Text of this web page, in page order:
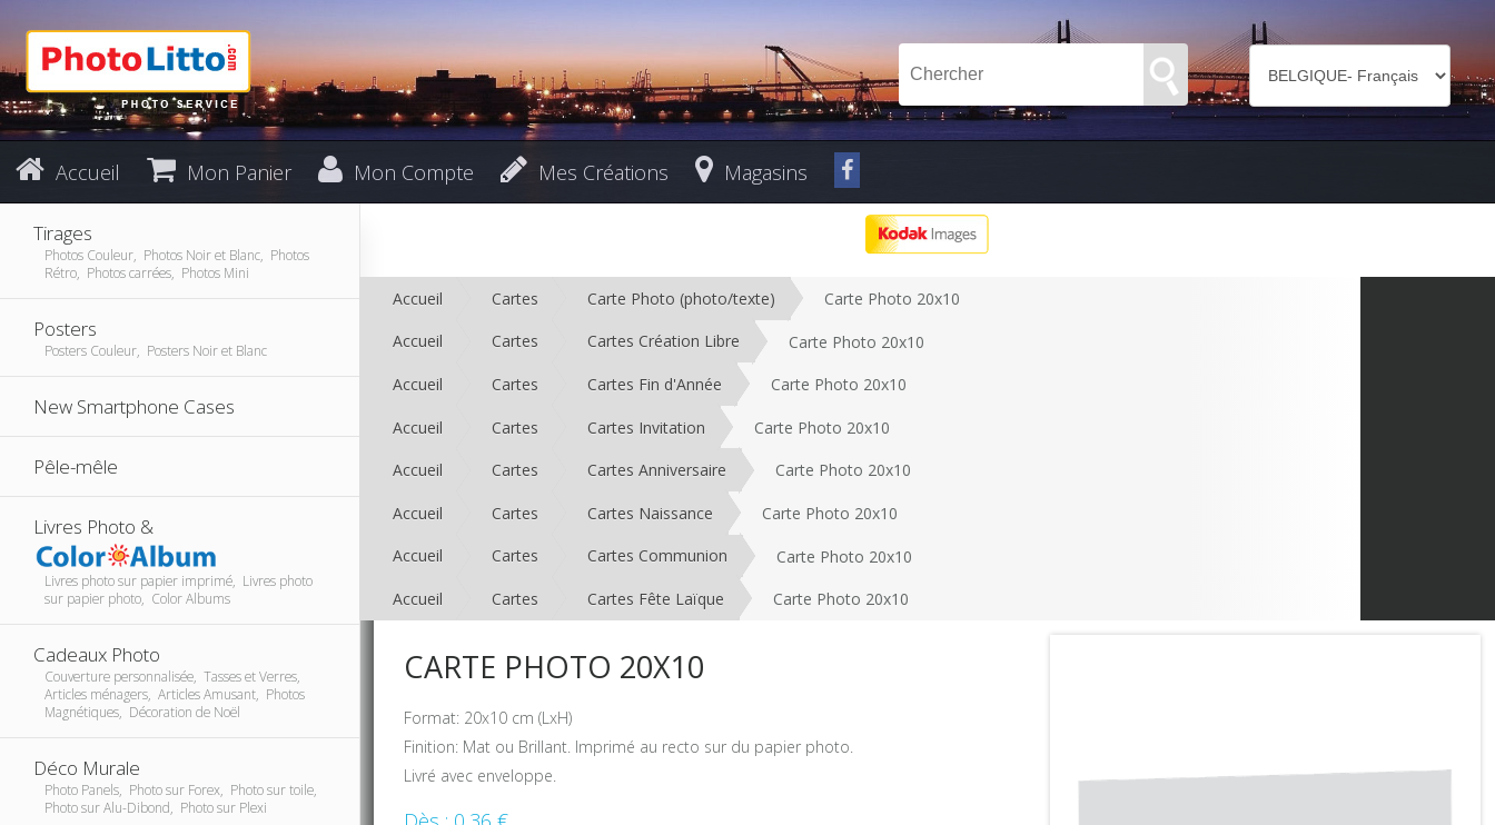
Accueil Mon Panier Mon Compte Mes Créations Magasins
Tirages
Photos Couleur, Photos Noir et Blanc, Photos
Rétro, Photos carrées, Photos Mini
Posters
Posters Couleur, Posters Noir et Blanc
New Smartphone Cases
Pêle-mêle
Livres Photo &
Livres photo sur papier imprimé, Livres photo
sur papier photo, Color Albums
Cadeaux Photo
Couverture personnalisée, Tasses et Verres,
Articles ménagers, Articles Amusant, Photos
Magnétiques, Décoration de Noël
Déco Murale
Photo Panels, Photo sur Forex, Photo sur toile,
Photo sur Alu-Dibond, Photo sur Plexi
Accueil Cartes Carte Photo (photo/texte) Carte Photo 20x10
Accueil Cartes Cartes Création Libre Carte Photo 20x10
Accueil Cartes Cartes Fin d'Année Carte Photo 20x10
Accueil Cartes Cartes Invitation Carte Photo 20x10
Accueil Cartes Cartes Anniversaire Carte Photo 20x10
Accueil Cartes Cartes Naissance Carte Photo 20x10
Accueil Cartes Cartes Communion Carte Photo 20x10
Accueil Cartes Cartes Fête Laïque Carte Photo 20x10
CARTE PHOTO 20X10
Format: 20x10 cm (LxH)
Finition: Mat ou Brillant. Imprimé au recto sur du papier photo.
Livré avec enveloppe.